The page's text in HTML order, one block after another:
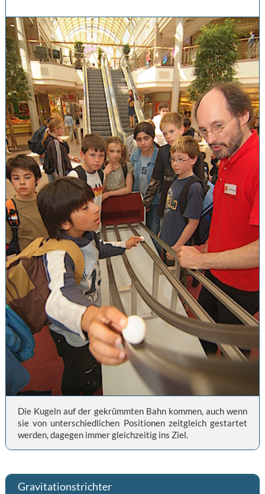
Die Kugeln auf der gekrümmten Bahn kommen, auch wenn
sie von unterschiedlichen Positionen zeitgleich gestartet
werden, dagegen immer gleichzeitig ins Ziel.
Gravitationstrichter